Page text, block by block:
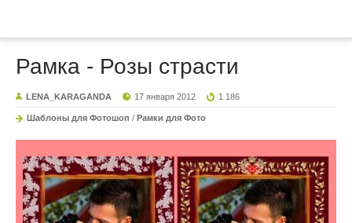
Рамка - Розы страсти
LENA_KARAGANDA 17 января 2012 1 186
Шаблоны для Фотошоп / Рамки для Фото